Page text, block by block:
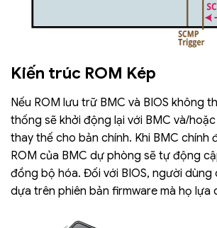
Kiến trúc ROM Kép
Nếu ROM lưu trữ BMC và BIOS không
thống sẽ khởi động lại với BMC và/
thay thế cho bản chính. Khi BMC chính
ROM của BMC dự phòng sẽ tự động
đồng bộ hóa. Đối với BIOS, người
dựa trên phiên bản firmware mà họ lựa